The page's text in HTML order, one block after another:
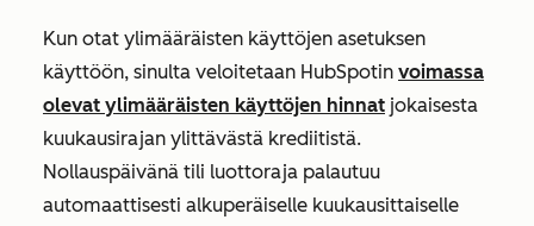
Kun otat ylimääräisten käyttöjen asetuksen
käyttöön, sinulta veloitetaan HubSpotin voimassa
olevat ylimääräisten käyttöjen hinnat jokaisesta
kuukausirajan ylittävästä krediitistä.
Nollauspäivänä tili luottoraja palautuu
automaattisesti alkuperäiselle kuukausittaiselle